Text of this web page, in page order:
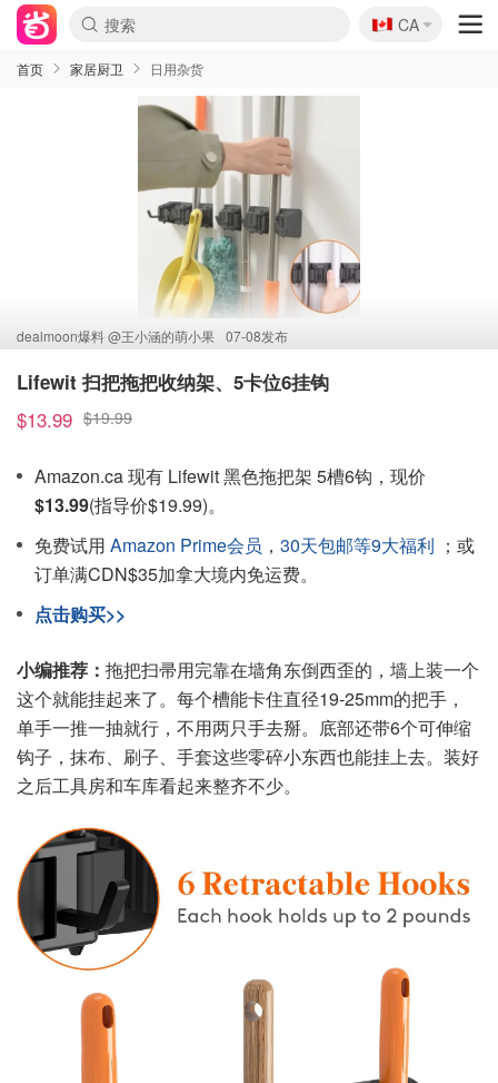
🇨🇦
CA
首页 家居厨卫 日用杂货
dealmoon爆料 @王小涵的萌小果 07-08发布
Lifewit 扫把拖把收纳架、5卡位6挂钩
$13.99 $19.99
Amazon.ca 现有 Lifewit 黑色拖把架 5槽6钩，现价
$13.99(指导价$19.99)。
免费试用 Amazon Prime会员 ， 30天包邮等9大福利 ；或
订单满CDN$35加拿大境内免运费。
点击购买>>
小编推荐： 拖把扫帚用完靠在墙角东倒西歪的，墙上装一个
这个就能挂起来了。每个槽能卡住直径19-25mm的把手，
单手一推一抽就行，不用两只手去掰。底部还带6个可伸缩
钩子，抹布、刷子、手套这些零碎小东西也能挂上去。装好
之后工具房和车库看起来整齐不少。